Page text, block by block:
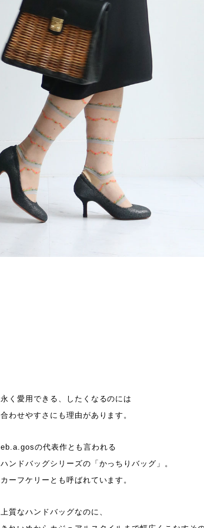
永く愛用できる、したくなるのには
合わせやすさにも理由があります。
eb.a.gosの代表作とも言われる
ハンドバッグシリーズの「かっちりバッグ」。
カーフケリーとも呼ばれています。
上質なハンドバッグなのに、